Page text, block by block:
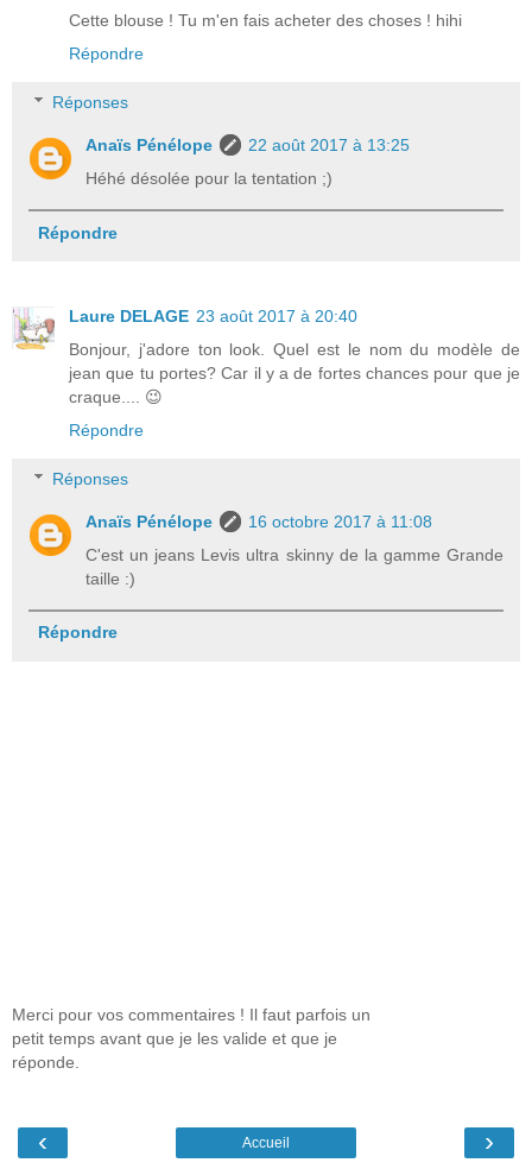
Cette blouse ! Tu m'en fais acheter des choses ! hihi
Répondre
Réponses
Anaïs Pénélope
22 août 2017 à 13:25
Héhé désolée pour la tentation ;)
Répondre
Laure DELAGE 23 août 2017 à 20:40
Bonjour, j'adore ton look. Quel est le nom du modèle de
jean que tu portes? Car il y a de fortes chances pour que je
craque.... 😉
Répondre
Réponses
Anaïs Pénélope
16 octobre 2017 à 11:08
C'est un jeans Levis ultra skinny de la gamme Grande
taille :)
Répondre
Merci pour vos commentaires ! Il faut parfois un
petit temps avant que je les valide et que je
réponde.
‹ ›
Accueil